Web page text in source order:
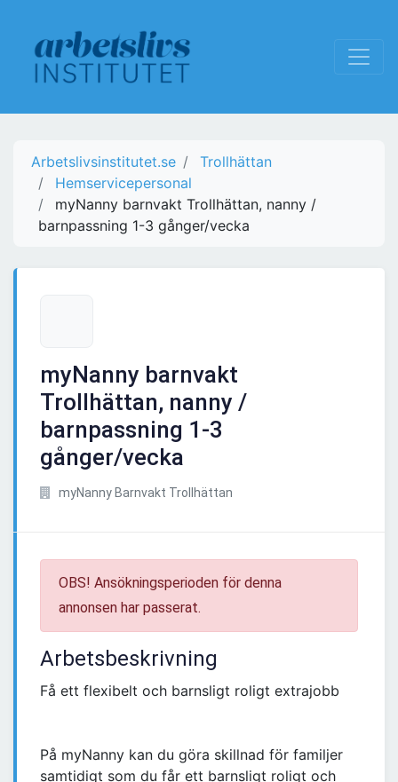
Arbetslivsinstitutet.se
Trollhättan
Hemservicepersonal
myNanny barnvakt Trollhättan, nanny /
barnpassning 1-3 gånger/vecka
myNanny barnvakt
Trollhättan, nanny /
barnpassning 1-3
gånger/vecka
myNanny Barnvakt Trollhättan
OBS! Ansökningsperioden för denna
annonsen har passerat.
Arbetsbeskrivning
Få ett flexibelt och barnsligt roligt extrajobb
På myNanny kan du göra skillnad för familjer
samtidigt som du får ett barnsligt roligt och